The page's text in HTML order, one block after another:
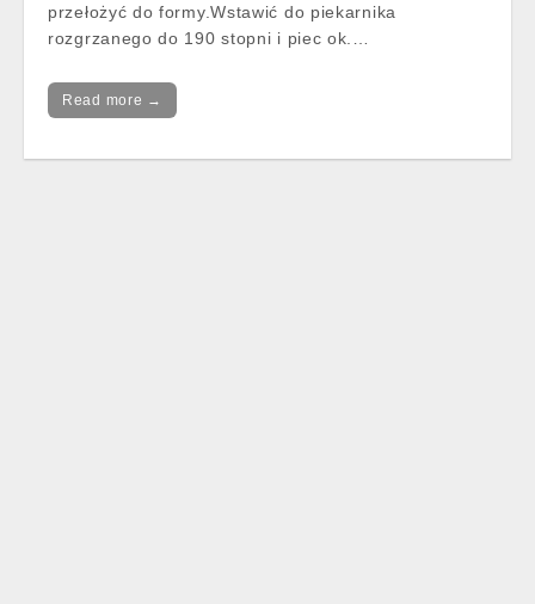
przełożyć do formy.Wstawić do piekarnika
rozgrzanego do 190 stopni i piec ok.…
Read more →